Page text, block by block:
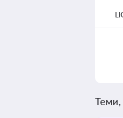
Теми,